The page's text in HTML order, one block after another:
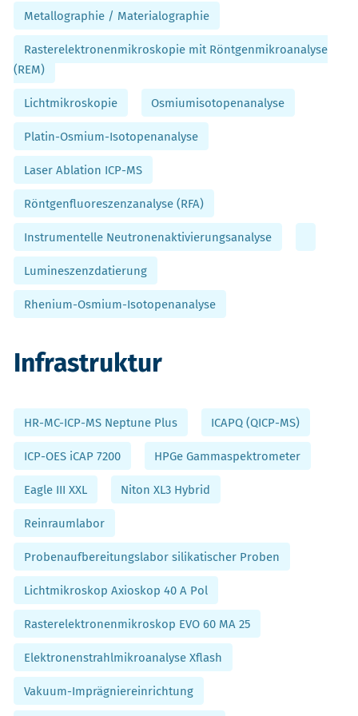
Metallographie / Materialographie
Rasterelektronenmikroskopie mit Röntgenmikroanalyse
(REM)
Lichtmikroskopie Osmiumisotopenanalyse
Platin-Osmium-Isotopenanalyse
Laser Ablation ICP-MS
Röntgenfluoreszenzanalyse (RFA)
Instrumentelle Neutronenaktivierungsanalyse
Lumineszenzdatierung
Rhenium-Osmium-Isotopenanalyse
Infrastruktur
HR-MC-ICP-MS Neptune Plus ICAPQ (QICP-MS)
ICP-OES iCAP 7200 HPGe Gammaspektrometer
Eagle III XXL Niton XL3 Hybrid
Reinraumlabor
Probenaufbereitungslabor silikatischer Proben
Lichtmikroskop Axioskop 40 A Pol
Rasterelektronenmikroskop EVO 60 MA 25
Elektronenstrahlmikroanalyse Xflash
Vakuum-Imprägniereinrichtung